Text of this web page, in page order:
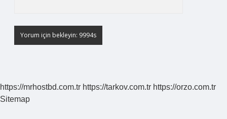
https://mrhostbd.com.tr https://tarkov.com.tr https://orzo.com.tr
Sitemap